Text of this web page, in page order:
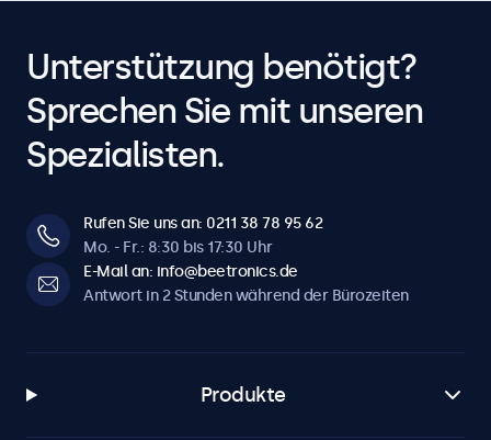
Unterstützung benötigt?
Sprechen Sie mit unseren
Spezialisten.
Rufen Sie uns an: 0211 38 78 95 62
Mo. - Fr.: 8:30 bis 17:30 Uhr
E-Mail an: info@beetronics.de
Antwort in 2 Stunden während der Bürozeiten
Produkte